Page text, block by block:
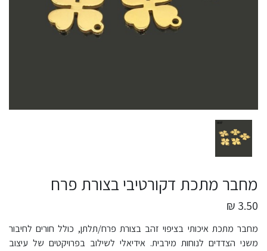
מחבר מתכת דקורטיבי בצורת פרח
3.50 ₪
מחבר מתכת איכותי בציפוי זהב בצורת פרח/תלתן, כולל חורים לחיבור
משני הצדדים לנוחות מירבית. אידיאלי לשילוב בפרויקטים של עיצוב